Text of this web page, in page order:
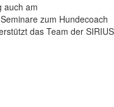
auch am
zum Hundecoach
das Team der SIRIUS